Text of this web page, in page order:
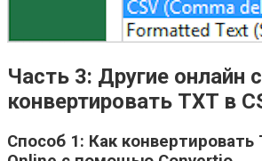
Часть 3: Другие онлайн
конвертировать TXT в
Способ 1: Как конвертировать